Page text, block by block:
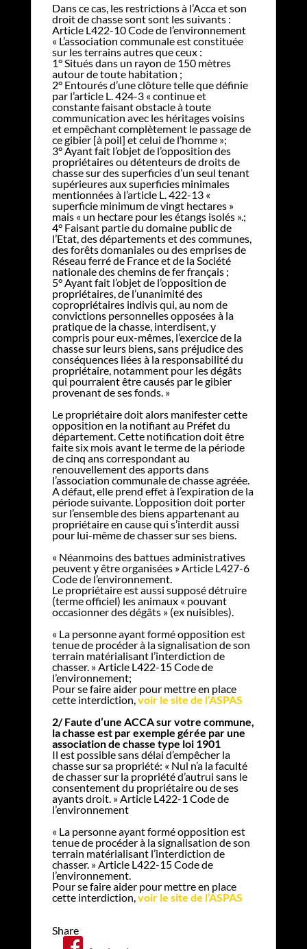
Dans ce cas, les restrictions à l’Acca et son
droit de chasse sont sont les suivants :
Article L422-10 Code de l’environnement
« L’association communale est constituée
sur les terrains autres que ceux :
1° Situés dans un rayon de 150 mètres
autour de toute habitation ;
2° Entourés d’une clôture telle que définie
par l’article L. 424-3 « continue et
constante faisant obstacle à toute
communication avec les héritages voisins
et empêchant complètement le passage de
ce gibier [à poil] et celui de l’homme »;
3° Ayant fait l’objet de l’opposition des
propriétaires ou détenteurs de droits de
chasse sur des superficies d’un seul tenant
supérieures aux superficies minimales
mentionnées à l’article L. 422-13 «
superficie minimum de vingt hectares »
mais « un hectare pour les étangs isolés ».;
4° Faisant partie du domaine public de
l’Etat, des départements et des communes,
des forêts domaniales ou des emprises de
Réseau ferré de France et de la Société
nationale des chemins de fer français ;
5° Ayant fait l’objet de l’opposition de
propriétaires, de l’unanimité des
copropriétaires indivis qui, au nom de
convictions personnelles opposées à la
pratique de la chasse, interdisent, y
compris pour eux-mêmes, l’exercice de la
chasse sur leurs biens, sans préjudice des
conséquences liées à la responsabilité du
propriétaire, notamment pour les dégâts
qui pourraient être causés par le gibier
provenant de ses fonds. »
Le propriétaire doit alors manifester cette
opposition en la notifiant au Préfet du
département. Cette notification doit être
faite six mois avant le terme de la période
de cinq ans correspondant au
renouvellement des apports dans
l’association communale de chasse agréée.
A défaut, elle prend effet à l’expiration de la
période suivante. L’opposition doit porter
sur l’ensemble des biens appartenant au
propriétaire en cause qui s’interdit aussi
pour lui-même de chasser sur ses biens.
« Néanmoins des battues administratives
peuvent y être organisées » Article L427-6
Code de l’environnement.
Le propriétaire est aussi supposé détruire
(terme officiel) les animaux « pouvant
occasionner des dégâts » (ex nuisibles).
« La personne ayant formé opposition est
tenue de procéder à la signalisation de son
terrain matérialisant l’interdiction de
chasser. » Article L422-15 Code de
l’environnement;
Pour se faire aider pour mettre en place
cette interdiction, voir le site de l’ASPAS
2/ Faute d’une ACCA sur votre commune,
la chasse est par exemple gérée par une
association de chasse type loi 1901
Il est possible sans délai d’empêcher la
chasse sur sa propriété: « Nul n’a la faculté
de chasser sur la propriété d’autrui sans le
consentement du propriétaire ou de ses
ayants droit. » Article L422-1 Code de
l’environnement
« La personne ayant formé opposition est
tenue de procéder à la signalisation de son
terrain matérialisant l’interdiction de
chasser. » Article L422-15 Code de
l’environnement.
Pour se faire aider pour mettre en place
cette interdiction, voir le site de l’ASPAS
Share